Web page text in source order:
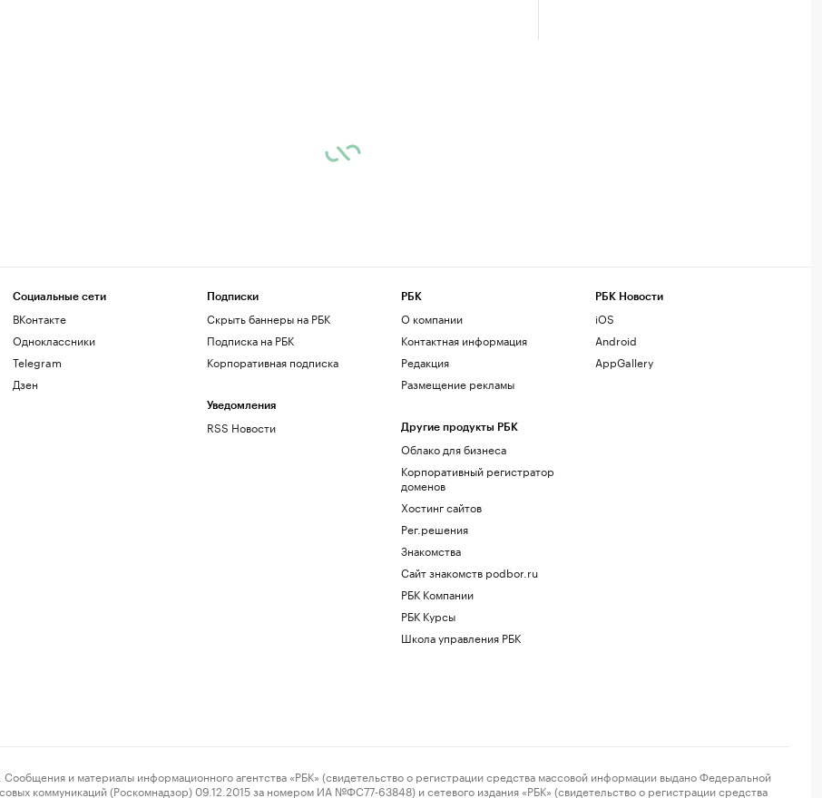
Социальные сети
ВКонтакте
Одноклассники
Telegram
Дзен
Подписки
Скрыть баннеры на РБК
Подписка на РБК
Корпоративная подписка
Уведомления
RSS Новости
РБК
О компании
Контактная информация
Редакция
Размещение рекламы
Другие продукты РБК
Облако для бизнеса
Корпоративный регистратор
доменов
Хостинг сайтов
Рег.решения
Знакомства
Сайт знакомств podbor.ru
РБК Компании
РБК Курсы
Школа управления РБК
РБК Новости
iOS
Android
AppGallery
и материалы информационного агентства «РБК» (свидетельство о регистрации средства массовой информации выдано Федеральной
коммуникаций (Роскомнадзор) 09.12.2015 за номером ИА №ФС77-63848) и сетевого издания «РБК» (свидетельство о регистрации средства